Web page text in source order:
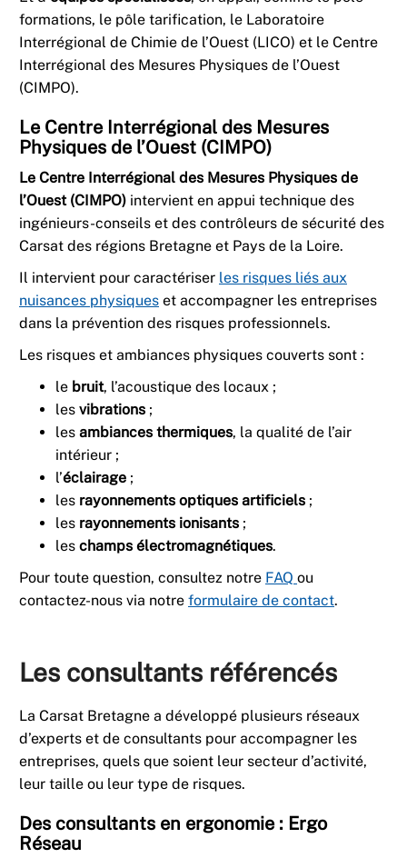
formations, le pôle tarification, le Laboratoire
Interrégional de Chimie de l’Ouest (LICO) et le Centre
Interrégional des Mesures Physiques de l’Ouest
(CIMPO).
Le Centre Interrégional des Mesures
Physiques de l’Ouest (CIMPO)
Le Centre Interrégional des Mesures Physiques de
l’Ouest (CIMPO) intervient en appui technique des
ingénieurs-conseils et des contrôleurs de sécurité des
Carsat des régions Bretagne et Pays de la Loire.
Il intervient pour caractériser les risques liés aux
nuisances physiques et accompagner les entreprises
dans la prévention des risques professionnels.
Les risques et ambiances physiques couverts sont :
le bruit, l’acoustique des locaux ;
les vibrations ;
les ambiances thermiques, la qualité de l’air
intérieur ;
l’éclairage ;
les rayonnements optiques artificiels ;
les rayonnements ionisants ;
les champs électromagnétiques.
Pour toute question, consultez notre FAQ ou
contactez-nous via notre formulaire de contact.
Les consultants référencés
La Carsat Bretagne a développé plusieurs réseaux
d’experts et de consultants pour accompagner les
entreprises, quels que soient leur secteur d’activité,
leur taille ou leur type de risques.
Des consultants en ergonomie : Ergo
Réseau